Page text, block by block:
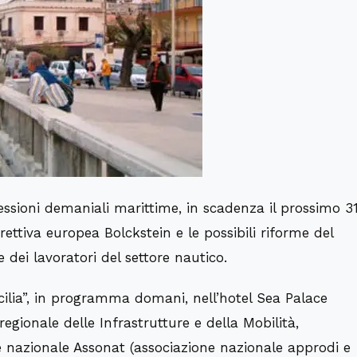
demaniali marittime, in scadenza il prossimo
europea Bolckstein e le possibili riforme del
dei lavoratori del settore nautico.
in programma domani, nell’hotel Sea Palace
delle Infrastrutture e della Mobilità,
nazionale Assonat (associazione nazionale approdi e